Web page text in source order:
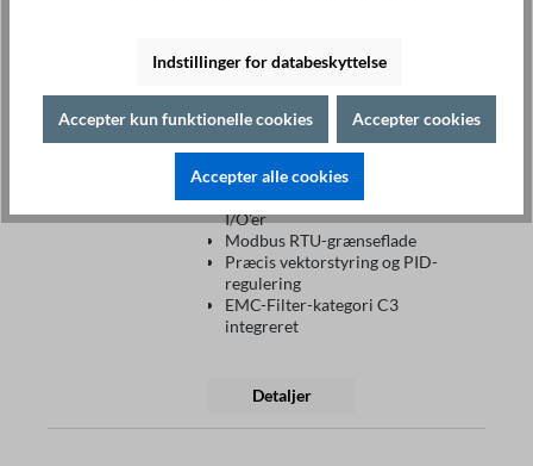
betjeningsvejledning
nødstop-funktion i henhold til
Skærmanlægsplader
Side-by-Side montering
Fleksible digitale og analoge
I/O'er
Modbus RTU-grænseflade
Præcis vektorstyring og PID-
regulering
EMC-Filter-kategori C3
integreret
Detaljer
Indstillinger for databeskyttelse
Accepter kun funktionelle cookies Accepter cookies
Accepter alle cookies